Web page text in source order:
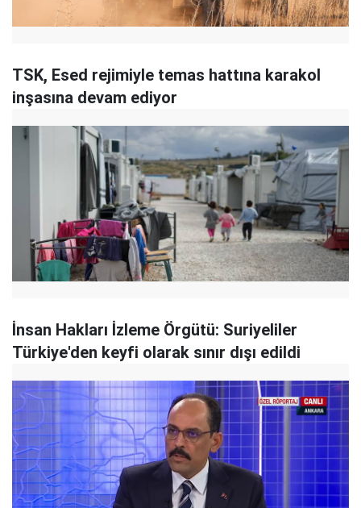
TSK, Esed rejimiyle temas hattına karakol
inşasına devam ediyor
İnsan Hakları İzleme Örgütü: Suriyeliler
Türkiye'den keyfi olarak sınır dışı edildi